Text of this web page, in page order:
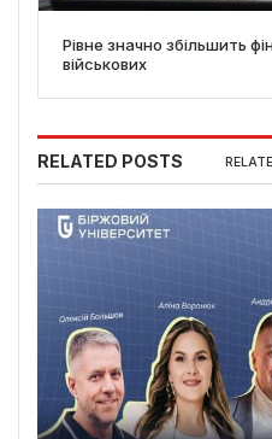
Рівне значно збільшить
військових
RELATED POSTS